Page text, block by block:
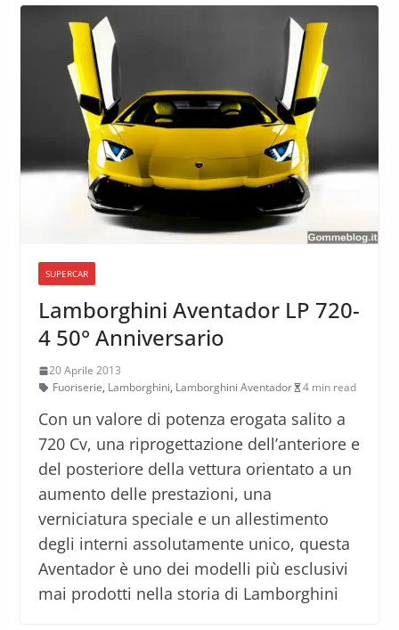
SUPERCAR
Lamborghini Aventador LP 720-
4 50° Anniversario
20 Aprile 2013
Fuoriserie, Lamborghini, Lamborghini Aventador 4 min read
Con un valore di potenza erogata salito a
720 Cv, una riprogettazione dell’anteriore e
del posteriore della vettura orientato a un
aumento delle prestazioni, una
verniciatura speciale e un allestimento
degli interni assolutamente unico, questa
Aventador è uno dei modelli più esclusivi
mai prodotti nella storia di Lamborghini